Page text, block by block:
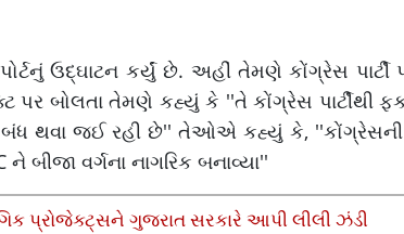
ઉદ્ઘાટન કર્યું છે. અહીં તેમણે કોંગ્રેસ
બોલતા તેમણે કહ્યું કે ''તે કોંગ્રેસ પાર્ટીથી
થવા જઈ રહી છે'' તેઓએ કહ્યું કે, ''કોંગ્રેસની
બીજા વર્ગના નાગરિક બનાવ્યા''
પ્રોજેક્ટ્સને ગુજરાત સરકારે આપી લીલી ઝંડી